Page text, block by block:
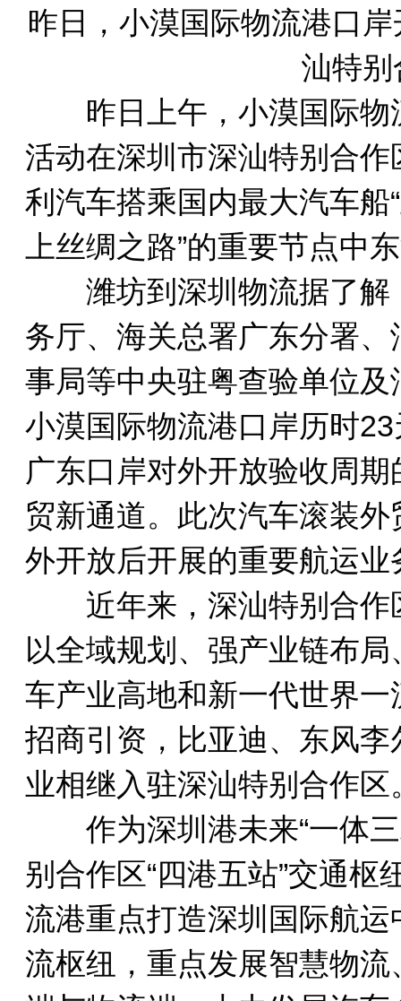
昨日，小漠国际物流港口
汕特
昨日上午，小漠国际物
活动在深圳市深汕特别合
利汽车搭乘国内最大汽车船
上丝绸之路”的重要节点中
潍坊到深圳物流据了解
务厅、海关总署广东分署
事局等中央驻粤查验单位
小漠国际物流港口岸历时
广东口岸对外开放验收周
贸新通道。此次汽车滚装
外开放后开展的重要航运业
近年来，深汕特别合作
以全域规划、强产业链布
车产业高地和新一代世界
招商引资，比亚迪、东风
业相继入驻深汕特别合作区
作为深圳港未来“一体三
别合作区“四港五站”交通
流港重点打造深圳国际航
流枢纽，重点发展智慧物